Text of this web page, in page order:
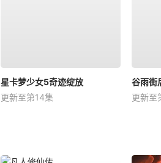
星卡梦少女5奇迹绽放
更新至第14集
谷雨街
更新至